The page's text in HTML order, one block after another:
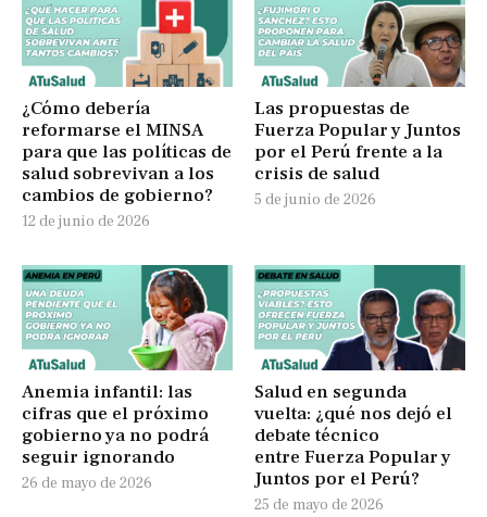
¿Cómo debería
reformarse el MINSA
para que las políticas de
salud sobrevivan a los
cambios de gobierno?
12 de junio de 2026
Las propuestas de
Fuerza Popular y Juntos
por el Perú frente a la
crisis de salud
5 de junio de 2026
Anemia infantil: las
cifras que el próximo
gobierno ya no podrá
seguir ignorando
26 de mayo de 2026
Salud en segunda
vuelta: ¿qué nos dejó el
debate técnico
entre Fuerza Popular y
Juntos por el Perú?
25 de mayo de 2026